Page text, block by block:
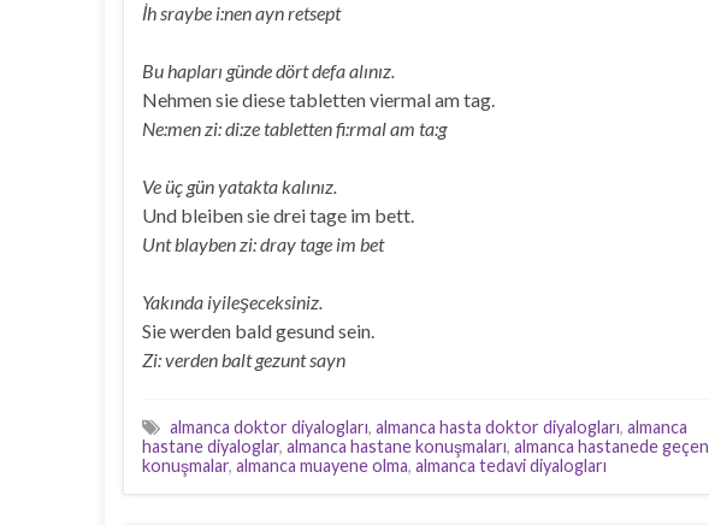
İh sraybe i:nen ayn retsept
Bu hapları günde dört defa alınız.
Nehmen sie diese tabletten viermal am tag.
Ne:men zi: di:ze tabletten fi:rmal am ta:g
Ve üç gün yatakta kalınız.
Und bleiben sie drei tage im bett.
Unt blayben zi: dray tage im bet
Yakında iyileşeceksiniz.
Sie werden bald gesund sein.
Zi: verden balt gezunt sayn
almanca doktor diyalogları, almanca hasta doktor diyalogları, almanca
hastane diyaloglar, almanca hastane konuşmaları, almanca hastanede geçen
konuşmalar, almanca muayene olma, almanca tedavi diyalogları